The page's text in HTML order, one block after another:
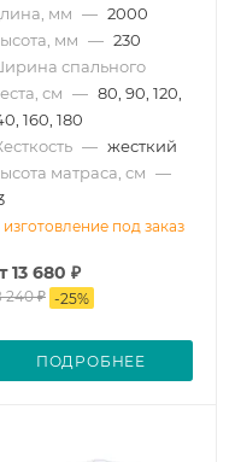
мм — 2000
мм — 230
спального
см — 80, 90, 120,
160, 180
— жесткий
матраса, см —
изготовление под заказ
13 680 ₽
240 ₽ -25%
ПОДРОБНЕЕ